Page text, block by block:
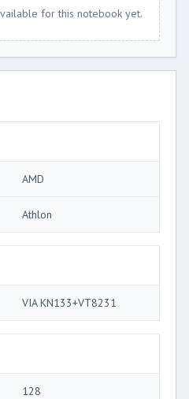
for this notebook yet.
AMD
Athlon
VIA KN133+VT8231
128